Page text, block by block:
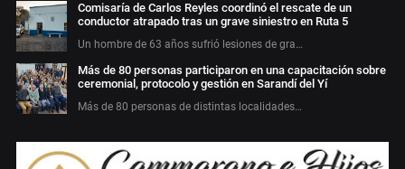
Comisaría de Carlos Reyles coordinó el rescate de un
conductor atrapado tras un grave siniestro en Ruta 5
Un hombre de 63 años sufrió lesiones de gra…
Más de 80 personas participaron en una capacitación sobre
ceremonial, protocolo y gestión en Sarandí del Yí
Más de 80 personas de distintas localidades…